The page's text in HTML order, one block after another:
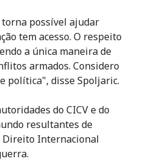
torna possível ajudar
tem acesso. O respeito
a única maneira de
armados. Considero
política", disse Spoljaric.
do CICV e do
resultantes de
Direito Internacional